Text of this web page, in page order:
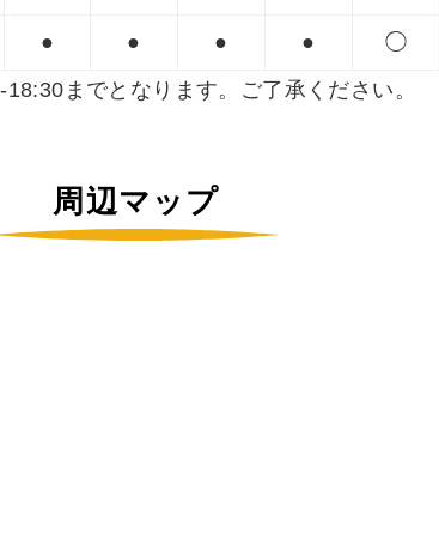
● ● ● ● ◯
までとなります。ご了承ください。
周辺マップ